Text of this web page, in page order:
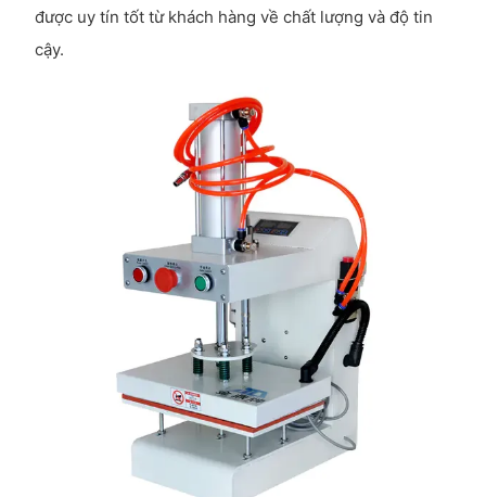
được uy tín tốt từ khách hàng về chất lượng và độ tin
cậy.